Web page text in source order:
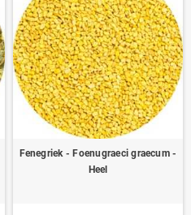
Fenegriek - Foenugraeci graecum -
Heel